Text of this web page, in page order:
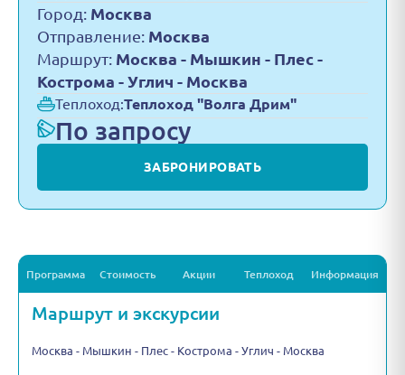
Город: Москва
Отправление: Москва
Маршрут: Москва - Мышкин - Плес -
Кострома - Углич - Москва
Теплоход:Теплоход "Волга Дрим"
По запросу
ЗАБРОНИРОВАТЬ
Программа Стоимость Акции Теплоход Информация
Маршрут и экскурсии
Москва - Мышкин - Плес - Кострома - Углич - Москва